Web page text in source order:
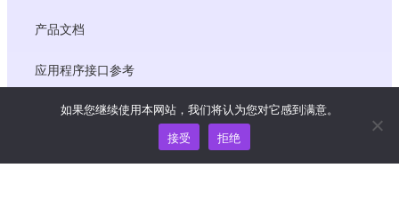
产品文档
应用程序接口参考
JS SDK 参考资料
如果您继续使用本网站，我们将认为您对它感到满意。
接受
拒绝